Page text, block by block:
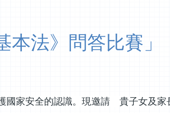
法》問答比賽」
國家安全的認識。現邀請 貴子女及家